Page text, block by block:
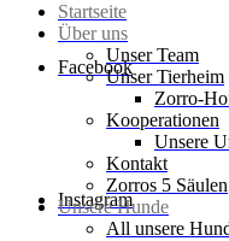
Facebook
Instagram
Startseite
Über uns
Unser Team
Unser Tierheim
Zorro-
Kooperationen
Unsere
Kontakt
Zorros 5 Säulen
Unsere Hunde
All unsere